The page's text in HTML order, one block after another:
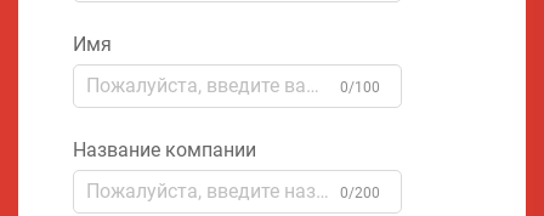
Имя
0/100
Название компании
0/200